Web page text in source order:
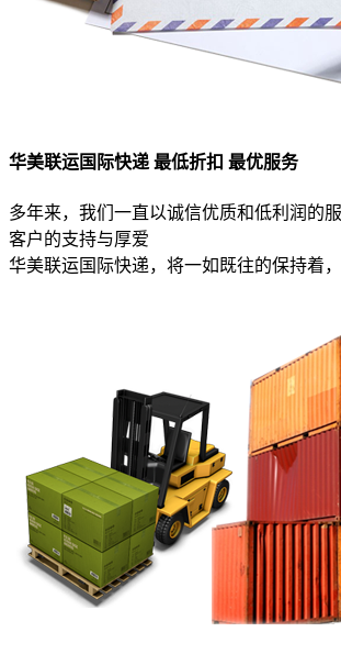
华美联运国际快递 最低折扣 最优服务
多年来，我们一直以诚信优质和低利润的
客户的支持与厚爱
华美联运国际快递，将一如既往的保持着，